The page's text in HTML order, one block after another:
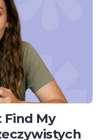
Find My